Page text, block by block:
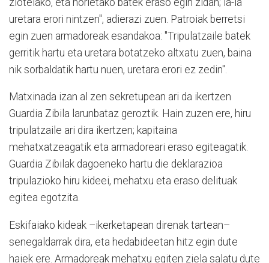
uretara erori nintzen", adierazi zuen. Patroiak berretsi
egin zuen armadoreak esandakoa: "Tripulatzaile batek
gerritik hartu eta uretara botatzeko altxatu zuen, baina
nik sorbaldatik hartu nuen, uretara erori ez zedin".
Matxinada izan al zen sekretupean ari da ikertzen
Guardia Zibila larunbataz geroztik. Hain zuzen ere, hiru
tripulatzaile ari dira ikertzen; kapitaina
mehatxatzeagatik eta armadoreari eraso egiteagatik.
Guardia Zibilak dagoeneko hartu die deklarazioa
tripulazioko hiru kideei, mehatxu eta eraso delituak
egitea egotzita.
Eskifaiako kideak –ikerketapean direnak tartean–
senegaldarrak dira, eta hedabideetan hitz egin dute
haiek ere. Armadoreak mehatxu egiten ziela salatu dute